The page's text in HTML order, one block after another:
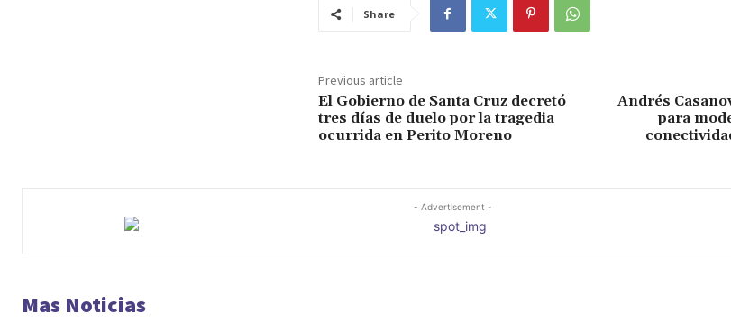
Share
Previous article
El Gobierno de Santa Cruz decretó
tres días de duelo por la tragedia
ocurrida en Perito Moreno
Andrés
para
- Advertisement -
Mas Noticias